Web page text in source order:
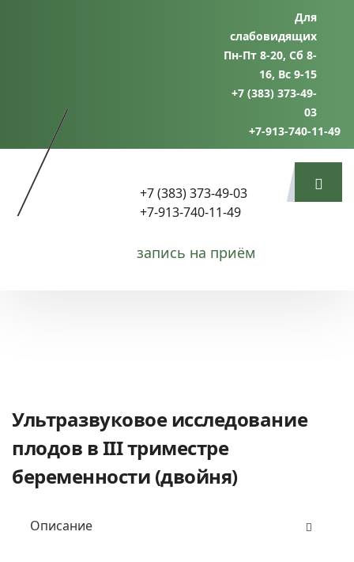
Для
слабовидящих
Пн-Пт 8-20, Сб 8-
16, Вс 9-15
+7 (383) 373-49-
03
+7-913-740-11-49
+7 (383) 373-49-03
+7-913-740-11-49
запись на приём
Ультразвуковое исследование
плодов в III триместре
беременности (двойня)
Описание